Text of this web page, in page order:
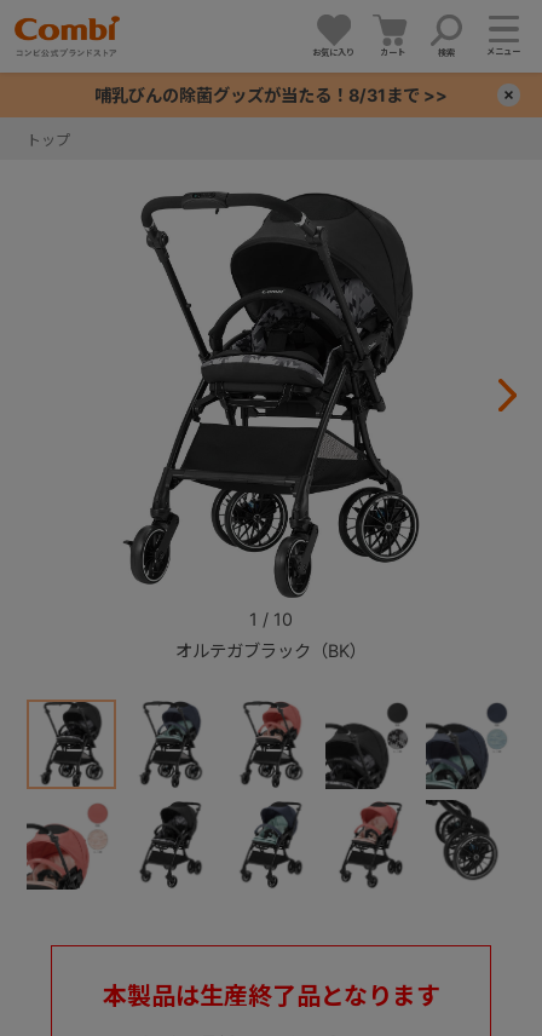
お気に入り カート 検索 メニュー
哺乳びんの除菌グッズが当たる！8/31まで >>
トップ
オルテガブラック（BK）
1 / 10
本製品は生産終了品となります